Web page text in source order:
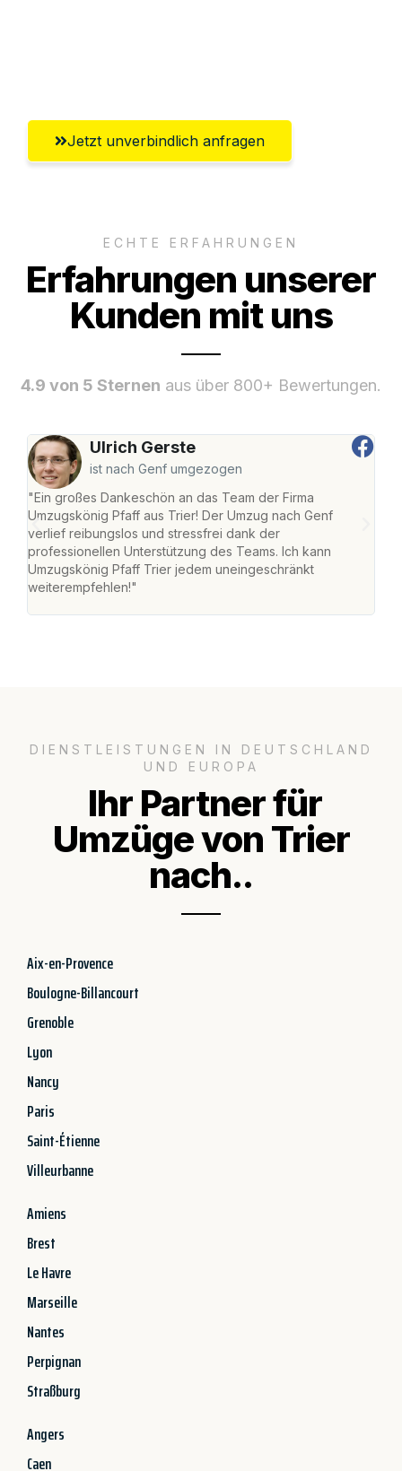
Jetzt unverbindlich anfragen
ECHTE ERFAHRUNGEN
Erfahrungen unserer
Kunden mit uns
4.9 von 5 Sternen aus über 800+ Bewertungen.
Ulrich Gerste
ist nach Genf umgezogen
"Ein großes Dankeschön an das Team der Firma
Umzugskönig Pfaff aus Trier! Der Umzug nach Genf
verlief reibungslos und stressfrei dank der
professionellen Unterstützung des Teams. Ich kann
Umzugskönig Pfaff Trier jedem uneingeschränkt
weiterempfehlen!"
DIENSTLEISTUNGEN IN DEUTSCHLAND
UND EUROPA
Ihr Partner für
Umzüge von Trier
nach..
Aix-en-Provence
Boulogne-Billancourt
Grenoble
Lyon
Nancy
Paris
Saint-Étienne
Villeurbanne
Amiens
Brest
Le Havre
Marseille
Nantes
Perpignan
Straßburg
Angers
Caen